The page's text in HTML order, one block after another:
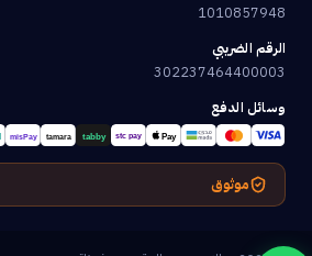
1010857948
الرقم الضريبي
302237464400003
وسائل الدفع
موثوق